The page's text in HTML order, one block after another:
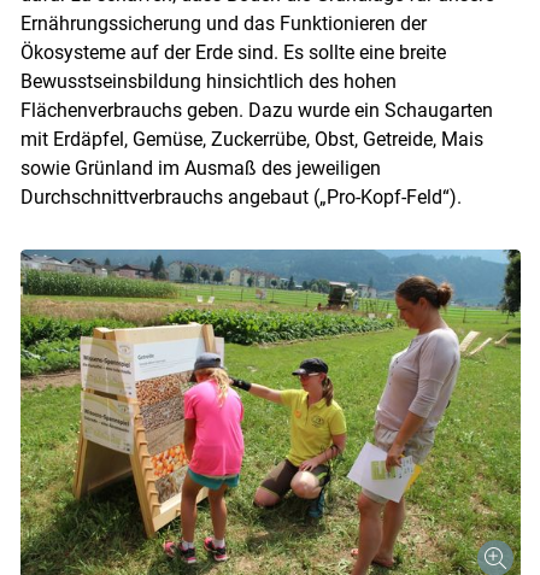
Skip to main content
Ernährungssicherung und das Funktionieren der
Ökosysteme auf der Erde sind. Es sollte eine breite
Bewusstseinsbildung hinsichtlich des hohen
Flächenverbrauchs geben. Dazu wurde ein Schaugarten
mit Erdäpfel, Gemüse, Zuckerrübe, Obst, Getreide, Mais
sowie Grünland im Ausmaß des jeweiligen
Durchschnittverbrauchs angebaut („Pro-Kopf-Feld“).